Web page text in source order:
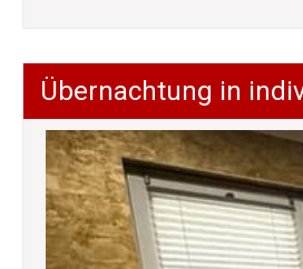
Übernachtung in